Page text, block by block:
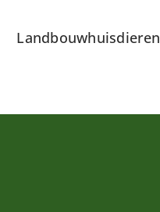
Landbouwhuisdieren